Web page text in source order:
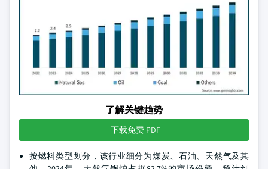
了解关键趋势
下载免费 PDF
按燃料类型划分，该行业细分为煤炭、石油、天然气及其